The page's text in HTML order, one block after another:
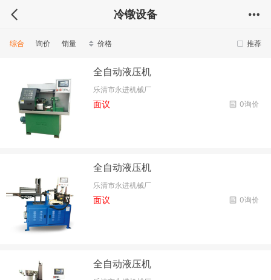
冷镦设备
推荐
综合 询价 销量 价格
全自动液压机
乐清市永进机械厂
0询价
面议
全自动液压机
乐清市永进机械厂
0询价
面议
全自动液压机